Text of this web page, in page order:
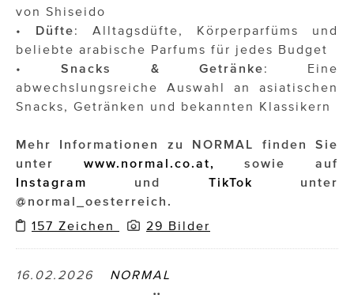
von Shiseido
• Düfte: Alltagsdüfte, Körperparfüms und
beliebte arabische Parfums für jedes Budget
•Snacks & Getränke: Eine
abwechslungsreiche Auswahl an asiatischen
Snacks, Getränken und bekannten Klassikern
Mehr Informationen zu NORMAL finden Sie
unter www.normal.co.at,
sowie auf
Instagram
und TikTok unter
@normal_oesterreich.
157 Zeichen
29 Bilder
16.02.2026 NORMAL